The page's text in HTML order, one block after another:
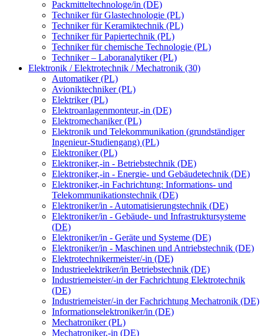
Packmitteltechnologe/in (DE)
Techniker für Glastechnologie (PL)
Techniker für Keramiktechnik (PL)
Techniker für Papiertechnik (PL)
Techniker für chemische Technologie (PL)
Techniker – Laboranalytiker (PL)
Elektronik / Elektrotechnik / Mechatronik (30)
Automatiker (PL)
Avioniktechniker (PL)
Elektriker (PL)
Elektroanlagenmonteur,-in (DE)
Elektromechaniker (PL)
Elektronik und Telekommunikation (grundständiger
Ingenieur-Studiengang) (PL)
Elektroniker (PL)
Elektroniker,-in - Betriebstechnik (DE)
Elektroniker,-in - Energie- und Gebäudetechnik (DE)
Elektroniker,-in Fachrichtung: Informations- und
Telekommunikationstechnik (DE)
Elektroniker/in - Automatisierungstechnik (DE)
Elektroniker/in - Gebäude- und Infrastruktursysteme
(DE)
Elektroniker/in - Geräte und Systeme (DE)
Elektroniker/in - Maschinen und Antriebstechnik (DE)
Elektrotechnikermeister/-in (DE)
Industrieelektriker/in Betriebstechnik (DE)
Industriemeister/-in der Fachrichtung Elektrotechnik
(DE)
Industriemeister/-in der Fachrichtung Mechatronik (DE)
Informationselektroniker/in (DE)
Mechatroniker (PL)
Mechatroniker,-in (DE)